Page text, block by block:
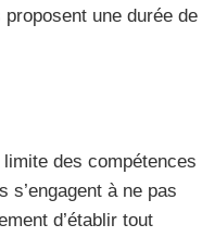
une durée de
des compétences
à ne pas
d’établir tout